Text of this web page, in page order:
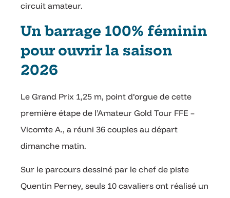
circuit amateur.
Un barrage 100% féminin
pour ouvrir la saison
2026
Le Grand Prix 1,25 m, point d’orgue de cette
première étape de l’Amateur Gold Tour FFE –
Vicomte A., a réuni 36 couples au départ
dimanche matin.
Sur le parcours dessiné par le chef de piste
Quentin Perney, seuls 10 cavaliers ont réalisé un